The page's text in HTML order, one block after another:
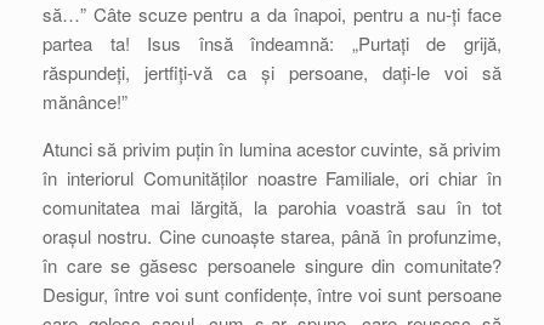
să…” Câte scuze pentru a da înapoi, pentru a nu-ți face
partea ta! Isus însă îndeamnă: „Purtați de grijă,
răspundeți, jertfiți-vă ca și persoane, dați-le voi să
mănânce!”
Atunci să privim puțin în lumina acestor cuvinte, să privim
în interiorul Comunităților noastre Familiale, ori chiar în
comunitatea mai lărgită, la parohia voastră sau în tot
orașul nostru. Cine cunoaște starea, până în profunzime,
în care se găsesc persoanele singure din comunitate?
Desigur, între voi sunt confidențe, între voi sunt persoane